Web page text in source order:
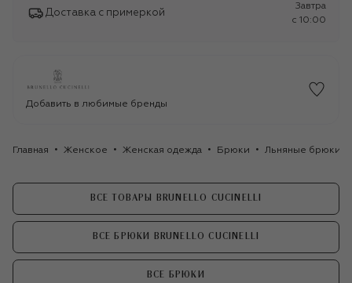
Доставка с примеркой
Завтра
c 10:00
Добавить в любимые бренды
Главная Женское Женская одежда Брюки Льняные брюки
ВСЕ ТОВАРЫ BRUNELLO CUCINELLI
ВСЕ БРЮКИ BRUNELLO CUCINELLI
ВСЕ БРЮКИ